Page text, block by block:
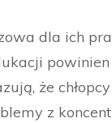
dla ich
że
z